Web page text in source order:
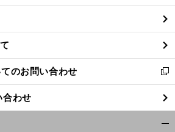
ン
ド
ウ
で
開
く
のお問い合わせ
新
し
い
ウ
ィ
合わせ